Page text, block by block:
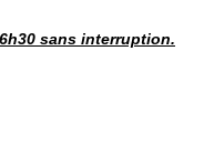
sans interruption.